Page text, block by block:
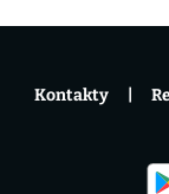
Kontakty